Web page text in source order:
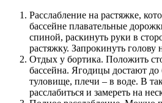
Расслабление на растяжке,
бассейне плавательные
спиной, раскинуть руки в
растяжку. Запрокинуть голову
Отдых у бортика. Положить
бассейна. Ягодицы достают до
туловище, плечи – в воде. В
расслабиться и замереть на